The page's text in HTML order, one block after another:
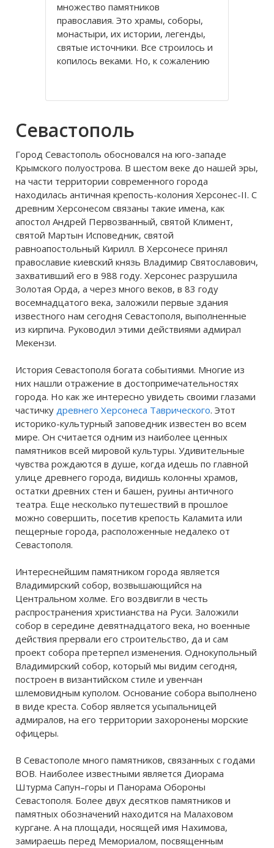
множество памятников
православия. Это храмы, соборы,
монастыри, их истории, легенды,
святые источники. Все строилось и
копилось веками. Но, к сожалению
культурному наследию
церквей и
Севастополь
Город Севастополь обосновался на юго-западе
Крымского полуострова. В шестом веке до нашей эры,
на части территории современного города
находилась античная крепость-колония Херсонес-II. С
древним Херсонесом связаны такие имена, как
апостол Андрей Первозванный, святой Климент,
святой Мартын Исповедник, святой
равноапостольный Кирилл. В Херсонесе принял
православие киевский князь Владимир Святославович,
захвативший его в 988 году. Херсонес разрушила
Золотая Орда, а через много веков, в 83 году
восемнадцатого века, заложили первые здания
известного нам сегодня Севастополя, выполненные
из кирпича. Руководил этими действиями адмирал
Мекензи.
История Севастополя богата событиями. Многие из
них нашли отражение в достопримечательностях
города. Но как же интересно увидеть своими глазами
частичку древнего Херсонеса Таврического. Этот
историко-культурный заповедник известен во всем
мире. Он считается одним из наиболее ценных
памятников всей мировой культуры. Удивительные
чувства рождаются в душе, когда идешь по главной
улице древнего города, видишь колонны храмов,
остатки древних стен и башен, руины античного
театра. Еще несколько путешествий в прошлое
можно совершить, посетив крепость Каламита или
пещерные города, расположенные недалеко от
Севастополя.
Интереснейшим памятником города является
Владимирский собор, возвышающийся на
Центральном холме. Его воздвигли в честь
распространения христианства на Руси. Заложили
собор в середине девятнадцатого века, но военные
действия прервали его строительство, да и сам
проект собора претерпел изменения. Однокупольный
Владимирский собор, который мы видим сегодня,
построен в византийском стиле и увенчан
шлемовидным куполом. Основание собора выполнено
в виде креста. Собор является усыпальницей
адмиралов, на его территории захоронены морские
офицеры.
В Севастополе много памятников, связанных с годами
ВОВ. Наиболее известными является Диорама
Штурма Сапун–горы и Панорама Обороны
Севастополя. Более двух десятков памятников и
памятных обозначений находится на Малаховом
кургане. А на площади, носящей имя Нахимова,
замираешь перед Мемориалом, посвященным